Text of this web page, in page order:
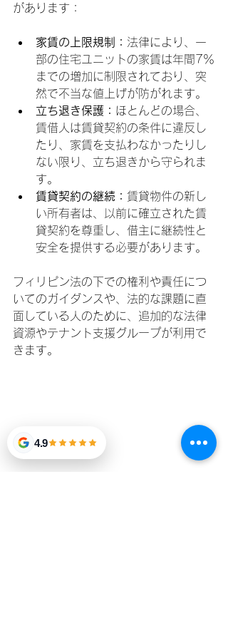
があります：
家賃の上限規制： 法律により、一
部の住宅ユニットの家賃は年間7％
までの増加に制限されており、突
然で不当な値上げが防がれます。
立ち退き保護： ほとんどの場合、
賃借人は賃貸契約の条件に違反し
たり、家賃を支払わなかったりし
ない限り、立ち退きから守られま
す。
賃貸契約の継続： 賃貸物件の新し
い所有者は、以前に確立された賃
貸契約を尊重し、借主に継続性と
安全を提供する必要があります。
フィリピン法の下での権利や責任につ
いてのガイダンスや、法的な課題に直
面している人のために、追加的な法律
資源やテナント支援グループが利用で
きます。
4.9